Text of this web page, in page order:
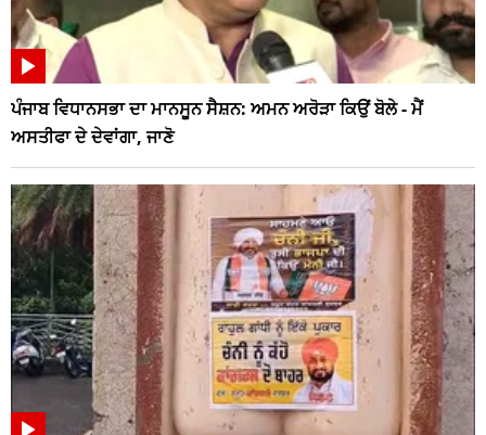
ਪੰਜਾਬ ਵਿਧਾਨਸਭਾ ਦਾ ਮਾਨਸੂਨ ਸੈਸ਼ਨ: ਅਮਨ ਅਰੋੜਾ ਕਿਉਂ ਬੋਲੇ - ਮੈਂ
ਅਸਤੀਫਾ ਦੇ ਦੇਵਾਂਗਾ, ਜਾਣੋ